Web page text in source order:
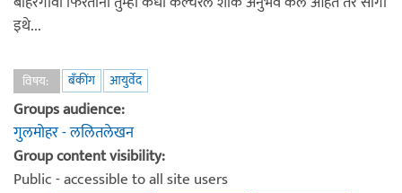
इथे...
विषय: बँकींग आयुर्वेद
Groups audience:
गुलमोहर - ललितलेखन
Group content visibility:
Public - accessible to all site users